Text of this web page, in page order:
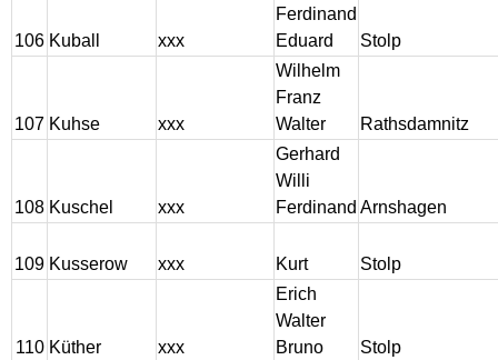
106 Kuball xxx
Ferdinand
Eduard
Stolp
107 Kuhse xxx
Wilhelm
Franz
Walter
Rathsdamnitz
108 Kuschel xxx
Gerhard
Willi
Ferdinand Arnshagen
109 Kusserow xxx Kurt Stolp
110 Küther xxx
Erich
Walter
Bruno
Stolp